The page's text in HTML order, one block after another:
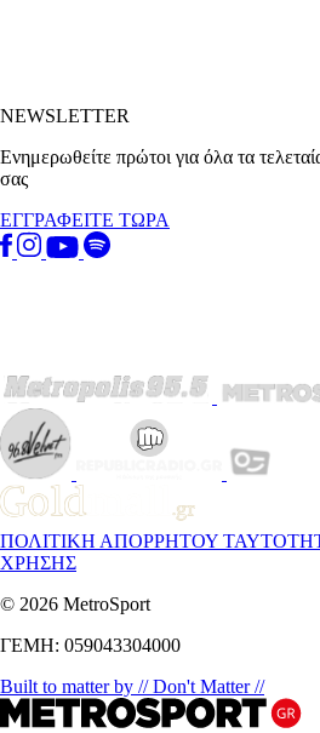
NEWSLETTER
Ενημερωθείτε πρώτοι για όλα τα
σας
ΕΓΓΡΑΦΕΙΤΕ ΤΩΡΑ
ΠΟΛΙΤΙΚΗ ΑΠΟΡΡΗΤΟΥ
ΧΡΗΣΗΣ
© 2026 MetroSport
ΓΕΜΗ: 059043304000
Built to matter by // Don't Matter //